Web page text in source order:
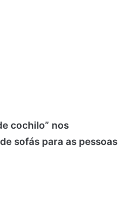
cochilo” nos
sofás para as pessoas